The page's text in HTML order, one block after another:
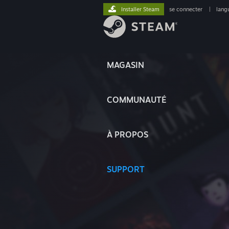
MAGASIN
COMMUNAUTÉ
À PROPOS
SUPPORT
Installer Steam se connecter